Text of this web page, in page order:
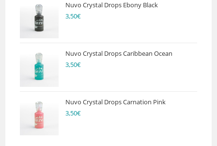
Nuvo Crystal Drops Ebony Black
3,50€
Nuvo Crystal Drops Caribbean Ocean
3,50€
Nuvo Crystal Drops Carnation Pink
3,50€